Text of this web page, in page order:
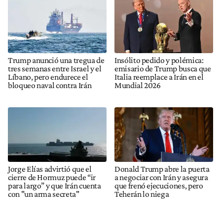
Trump anunció una tregua de
tres semanas entre Israel y el
Líbano, pero endurece el
bloqueo naval contra Irán
Insólito pedido y polémica:
emisario de Trump busca que
Italia reemplace a Irán en el
Mundial 2026
Jorge Elías advirtió que el
cierre de Hormuz puede “ir
para largo” y que Irán cuenta
con "un arma secreta"
Donald Trump abre la puerta
a negociar con Irán y asegura
que frenó ejecuciones, pero
Teherán lo niega